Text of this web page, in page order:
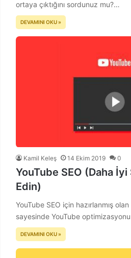
ortaya çıktığını sordunuz mu?…
DEVAMINI OKU »
Kamil Keleş 14 Ekim 2019 0
YouTube SEO (Daha İyi
Edin)
YouTube SEO için hazırlanmış
sayesinde YouTube
DEVAMINI OKU »